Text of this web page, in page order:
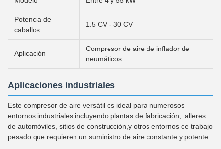
Potencia de
caballos
1.5 CV - 30 CV
Aplicación
Compresor de aire de inflador de
neumáticos
Aplicaciones industriales
Este compresor de aire versátil es ideal para numerosos
entornos industriales incluyendo plantas de fabricación, talleres
de automóviles, sitios de construcción,y otros entornos de trabajo
pesado que requieren un suministro de aire constante y potente.